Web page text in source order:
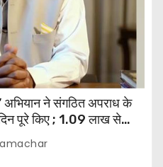
अभियान ने संगठित अपराध के
दिन पूरे किए ; 1.09 लाख से
अपराधी गिरफ़्तार किए